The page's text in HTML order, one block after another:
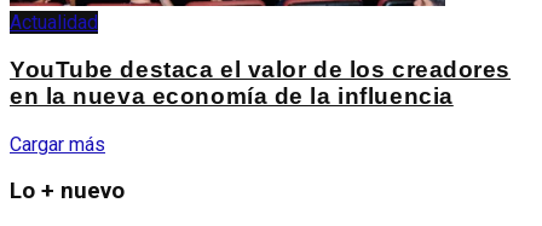
Actualidad
YouTube destaca el valor de los creadores
en la nueva economía de la influencia
Cargar más
Lo + nuevo